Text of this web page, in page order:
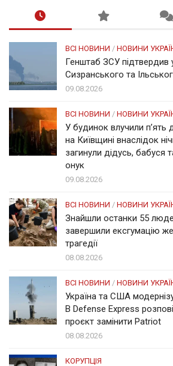
ВСІ НОВИНИ / НОВИНИ
Генштаб ЗСУ підтвердив
Сизранського та
09.08.2026
ВСІ НОВИНИ / НОВИНИ
У будинок влучили п’ять
на Київщині внаслідок
загинули дідусь, бабуся
онук
09.08.2026
ВСІ НОВИНИ / НОВИНИ
Знайшли останки 55
завершили ексгумацію
трагедії
08.08.2026
ВСІ НОВИНИ / НОВИНИ
Україна та США
В Defense Express
проєкт замінити Patriot
08.08.2026
КОРУПЦІЯ